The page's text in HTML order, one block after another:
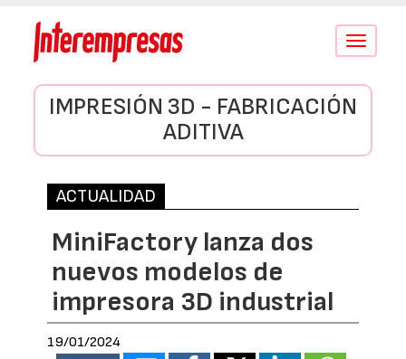
Conmutar
IMPRESIÓN 3D - FABRICACIÓN
ADITIVA
ACTUALIDAD
MiniFactory lanza dos
nuevos modelos de
impresora 3D industrial
19/01/2024